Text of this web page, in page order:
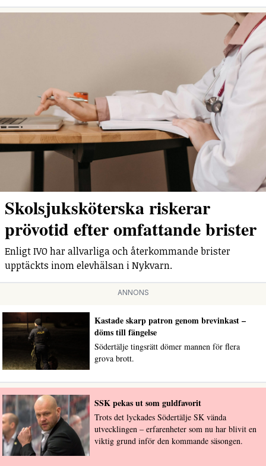
Skolsjuksköterska riskerar
prövotid efter omfattande brister
Enligt IVO har allvarliga och återkommande brister
upptäckts inom elevhälsan i Nykvarn.
ANNONS
Kastade skarp patron genom brevinkast –
döms till fängelse
Södertälje tingsrätt dömer mannen för flera
grova brott.
SSK pekas ut som guldfavorit
Trots det lyckades Södertälje SK vända
utvecklingen – erfarenheter som nu har blivit en
viktig grund inför den kommande säsongen.